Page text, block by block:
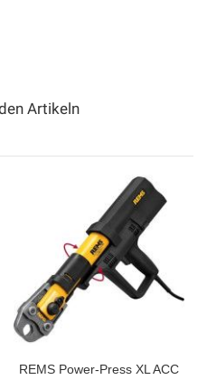
Artikeln
REMS Power-Press XL ACC